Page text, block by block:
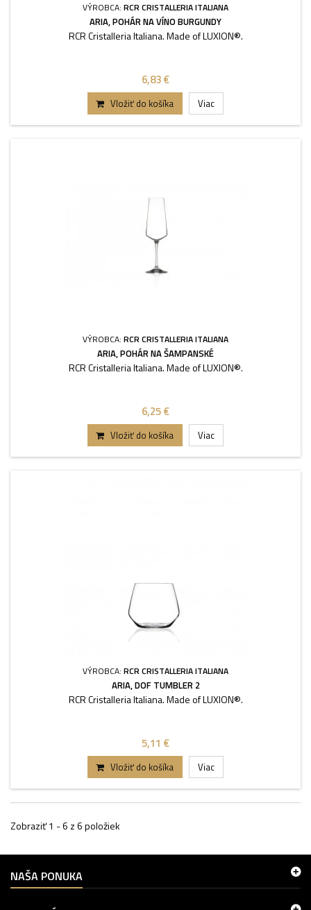
VÝROBCA: RCR CRISTALLERIA ITALIANA
ARIA, POHÁR NA VÍNO BURGUNDY
RCR Cristalleria Italiana. Made of LUXION®.
6,83 €
Vložiť do košíka Viac
VÝROBCA: RCR CRISTALLERIA ITALIANA
ARIA, POHÁR NA ŠAMPANSKÉ
RCR Cristalleria Italiana. Made of LUXION®.
6,25 €
Vložiť do košíka Viac
VÝROBCA: RCR CRISTALLERIA ITALIANA
ARIA, DOF TUMBLER 2
RCR Cristalleria Italiana. Made of LUXION®.
5,11 €
Vložiť do košíka Viac
Zobraziť 1 - 6 z 6 položiek
NAŠA PONUKA